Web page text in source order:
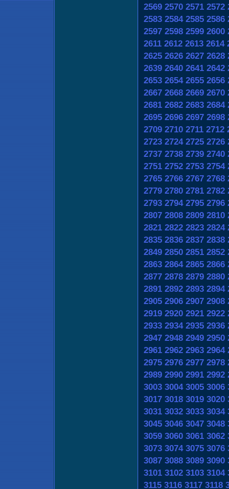
2569 2570 2571 2572
2583 2584 2585 2586
2597 2598 2599 2600
2611 2612 2613 2614
2625 2626 2627 2628
2639 2640 2641 2642
2653 2654 2655 2656
2667 2668 2669 2670
2681 2682 2683 2684
2695 2696 2697 2698
2709 2710 2711 2712
2723 2724 2725 2726
2737 2738 2739 2740
2751 2752 2753 2754
2765 2766 2767 2768
2779 2780 2781 2782
2793 2794 2795 2796
2807 2808 2809 2810
2821 2822 2823 2824
2835 2836 2837 2838
2849 2850 2851 2852
2863 2864 2865 2866
2877 2878 2879 2880
2891 2892 2893 2894
2905 2906 2907 2908
2919 2920 2921 2922
2933 2934 2935 2936
2947 2948 2949 2950
2961 2962 2963 2964
2975 2976 2977 2978
2989 2990 2991 2992
3003 3004 3005 3006
3017 3018 3019 3020
3031 3032 3033 3034
3045 3046 3047 3048
3059 3060 3061 3062
3073 3074 3075 3076
3087 3088 3089 3090
3101 3102 3103 3104
3115 3116 3117 3118